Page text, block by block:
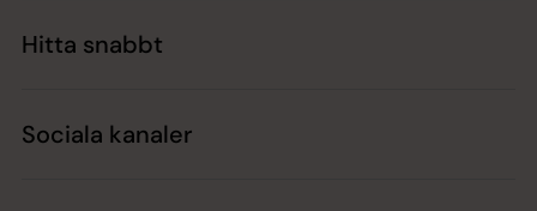
Hitta snabbt
Sociala kanaler